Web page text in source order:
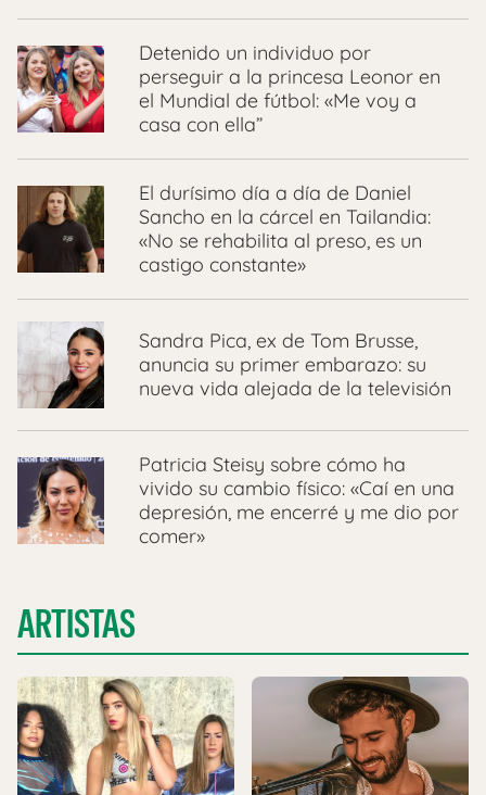
Detenido un individuo por
perseguir a la princesa Leonor en
el Mundial de fútbol: «Me voy a
casa con ella”
El durísimo día a día de Daniel
Sancho en la cárcel en Tailandia:
«No se rehabilita al preso, es un
castigo constante»
Sandra Pica, ex de Tom Brusse,
anuncia su primer embarazo: su
nueva vida alejada de la televisión
Patricia Steisy sobre cómo ha
vivido su cambio físico: «Caí en una
depresión, me encerré y me dio por
comer»
ARTISTAS